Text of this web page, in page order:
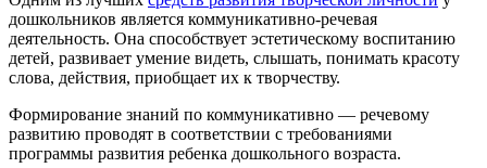
дошкольников является коммуникативно-речевая
деятельность. Она способствует эстетическому воспитанию
детей, развивает умение видеть, слышать, понимать красоту
слова, действия, приобщает их к творчеству.
Формирование знаний по коммуникативно — речевому
развитию проводят в соответствии с требованиями
программы развития ребенка дошкольного возраста.